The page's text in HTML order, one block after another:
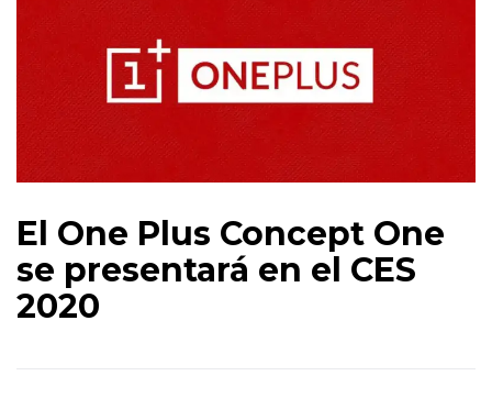
El One Plus Concept One
se presentará en el CES
2020